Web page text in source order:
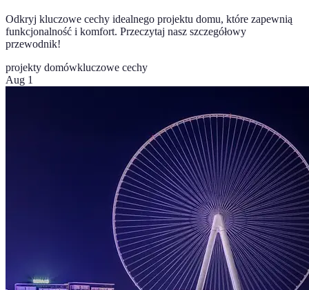
Odkryj kluczowe cechy idealnego projektu domu, które zapewnią
funkcjonalność i komfort. Przeczytaj nasz szczegółowy
przewodnik!
projekty domówkluczowe cechy
Aug 1